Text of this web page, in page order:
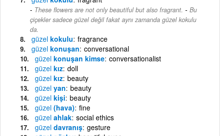
These flowers are not only beautiful but also fragrant. - Bu
çiçekler sadece güzel değil fakat aynı zamanda güzel kokulu
da.
güzel kokulu fragrance
güzel konuşan conversational
güzel konuşan kimse conversationalist
güzel kız doll
güzel kız beauty
güzel yan beauty
güzel kişi beauty
güzel (hava) fine
güzel ahlak social ethics
güzel davranış gesture